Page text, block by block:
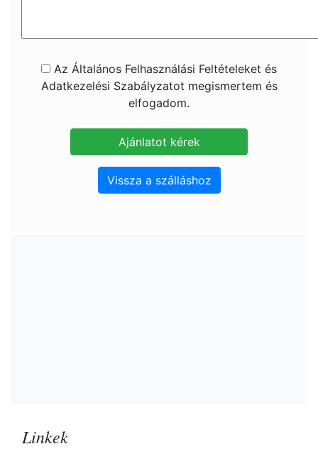
Az Általános Felhasználási Feltételeket és
Adatkezelési Szabályzatot megismertem és
elfogadom.
Vissza a szálláshoz
Linkek